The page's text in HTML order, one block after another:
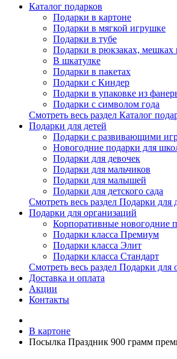
Каталог подарков
Подарки в картоне
Подарки в мягкой игрушке
Подарки в тубе
Подарки в рюкзаках, мешках
В шкатулке
Подарки в пакетах
Подарки с Киндер
Подарки в упаковке из
Подарки с символом года
Смотреть весь раздел Каталог
Подарки для детей
Подарки с развивающими
Новогодние подарки для
Подарки для девочек
Подарки для мальчиков
Подарки для малышей
Подарки для детского сада
Смотреть весь раздел Подарки для
Подарки для организаций
Корпоративные новогодние
Подарки класса Премиум
Подарки класса Элит
Подарки класса Стандарт
Смотреть весь раздел Подарки для
Доставка и оплата
Акции
Контакты
В картоне
Посылка Праздник 900 грамм